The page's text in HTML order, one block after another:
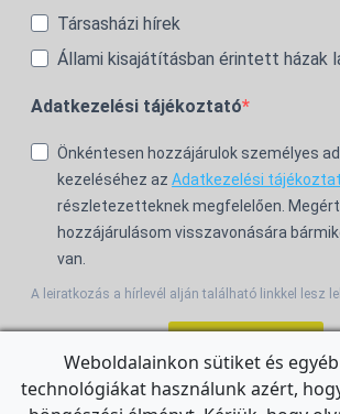
Társasházi hírek
Állami kisajátításban érintett házak
Adatkezelési tájékoztató
Önkéntesen hozzájárulok személyes
kezeléséhez az Adatkezelési
részletezetteknek megfelelően.
hozzájárulásom visszavonására
van.
A leiratkozás a hírlevél alján található linkkel lesz
For the English Newsletter, clickHERE.
Weboldalainkon sütiket és
technológiákat használunk azért,